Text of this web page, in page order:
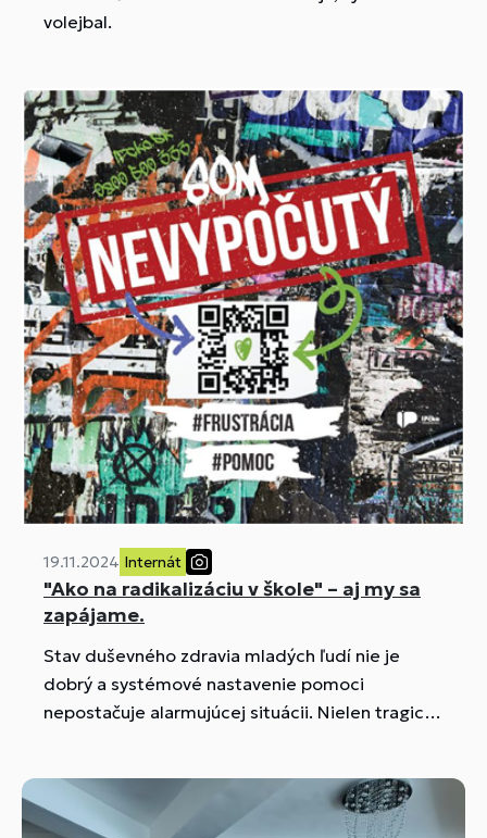
volejbal.
19.11.2024 Internát
"Ako na radikalizáciu v škole" – aj my sa
zapájame.
Stav duševného zdravia mladých ľudí nie je
dobrý a systémové nastavenie pomoci
nepostačuje alarmujúcej situácii. Nielen tragická
radikalizácia mladých.